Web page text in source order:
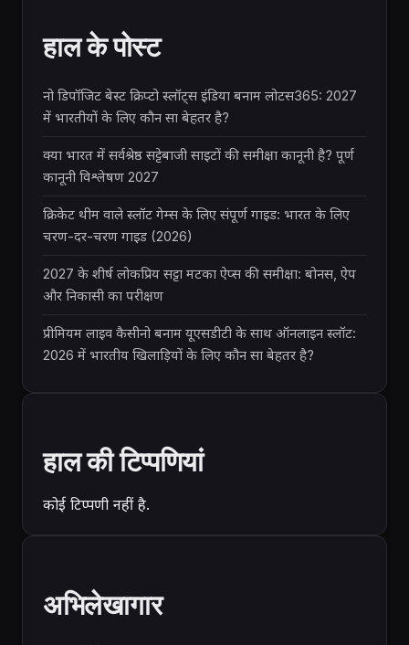
हाल के पोस्ट
नो डिपॉजिट बेस्ट क्रिप्टो स्लॉट्स इंडिया बनाम लोटस365: 2027
में भारतीयों के लिए कौन सा बेहतर है?
क्या भारत में सर्वश्रेष्ठ सट्टेबाजी साइटों की समीक्षा कानूनी है? पूर्ण
कानूनी विश्लेषण 2027
क्रिकेट थीम वाले स्लॉट गेम्स के लिए संपूर्ण गाइड: भारत के लिए
चरण-दर-चरण गाइड (2026)
2027 के शीर्ष लोकप्रिय सट्टा मटका ऐप्स की समीक्षा: बोनस, ऐप
और निकासी का परीक्षण
प्रीमियम लाइव कैसीनो बनाम यूएसडीटी के साथ ऑनलाइन स्लॉट:
2026 में भारतीय खिलाड़ियों के लिए कौन सा बेहतर है?
हाल की टिप्पणियां
कोई टिप्पणी नहीं है.
अभिलेखागार